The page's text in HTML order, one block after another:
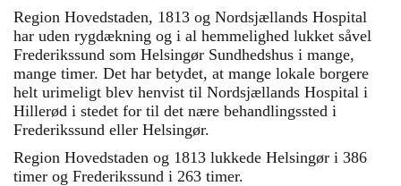
Region Hovedstaden, 1813 og Nordsjællands Hospital
har uden rygdækning og i al hemmelighed lukket såvel
Frederikssund som Helsingør Sundhedshus i mange,
mange timer. Det har betydet, at mange lokale borgere
helt urimeligt blev henvist til Nordsjællands Hospital i
Hillerød i stedet for til det nære behandlingssted i
Frederikssund eller Helsingør.
Region Hovedstaden og 1813 lukkede Helsingør i 386
timer og Frederikssund i 263 timer.